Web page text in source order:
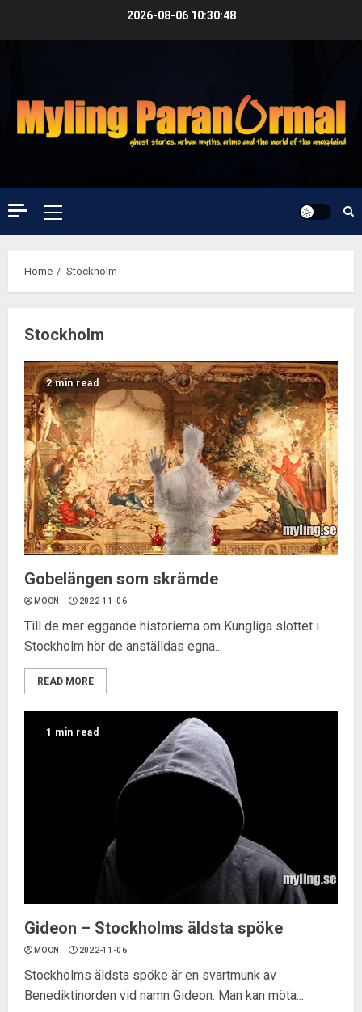
2026-08-06 10:30:48
Primary
Menu
Home Stockholm
Stockholm
2 min read
Gobelängen som skrämde
MOON 2022-11-06
Till de mer eggande historierna om Kungliga slottet i
Stockholm hör de anställdas egna...
READ MORE
1 min read
Gideon – Stockholms äldsta spöke
MOON 2022-11-06
Stockholms äldsta spöke är en svartmunk av
Benediktinorden vid namn Gideon. Man kan möta...